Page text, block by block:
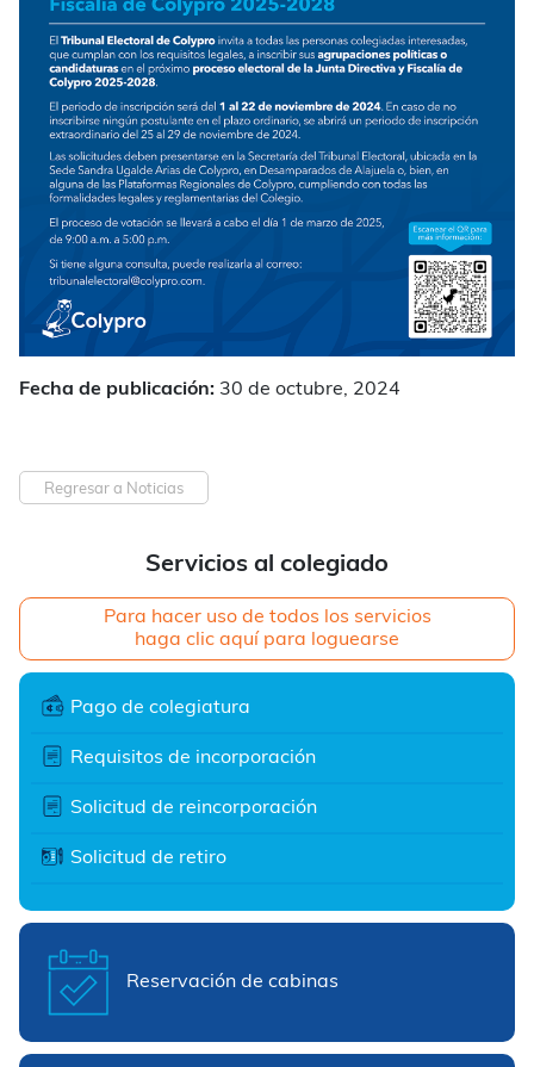
Servicios al colegiado
Para hacer uso de todos los servicios
haga clic aquí para loguearse
Pago de colegiatura
Requisitos de incorporación
Solicitud de reincorporación
Solicitud de retiro
Reservación de cabinas
Fecha de publicación: 30 de octubre, 2024
Regresar a Noticias